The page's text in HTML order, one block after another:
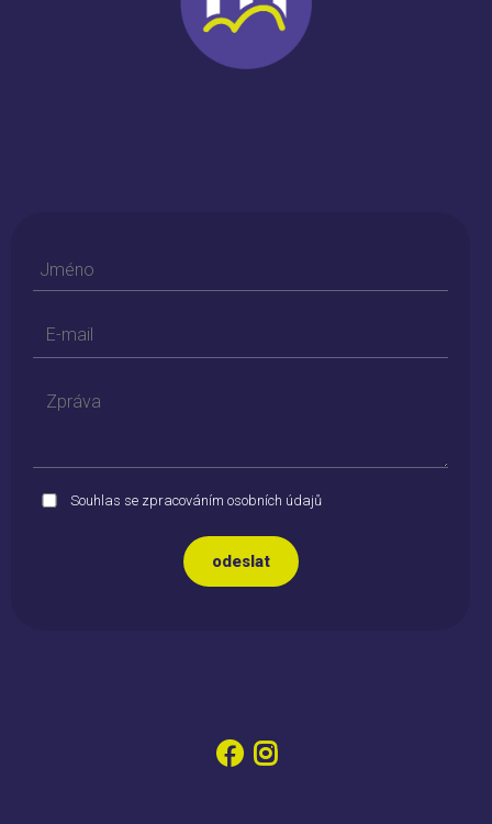
Souhlas se zpracováním osobních údajů